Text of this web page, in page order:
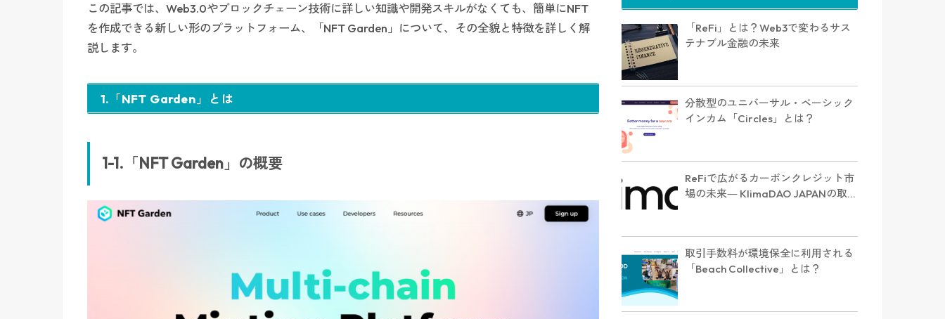
この記事では、Web3.0やブロックチェーン技術に詳しい知識や開発スキルがなくても、簡単にNFT
を作成できる新しい形のプラットフォーム、「NFT Garden」について、その全貌と特徴を詳しく解
説します。
1.「NFT Garden」とは
1-1.「NFT Garden」の概要
「ReFi」とは？Web3で変わるサス
テナブル金融の未来
分散型のユニバーサル・ベーシック
インカム「Circles」とは？
ReFiで広がるカーボンクレジット市
場の未来― KlimaDAO JAPANの取り
取引手数料が環境保全に利用される
「Beach Collective」とは？